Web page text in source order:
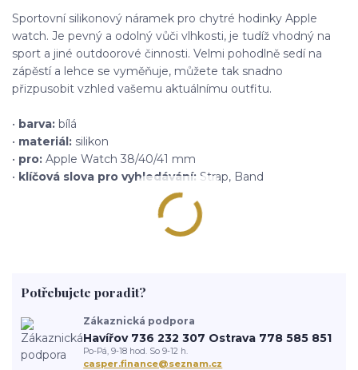
Sportovní silikonový náramek pro chytré hodinky Apple
watch. Je pevný a odolný vůči vlhkosti, je tudíž vhodný na
sport a jiné outdoorové činnosti. Velmi pohodlně sedí na
zápěstí a lehce se vyměňuje, můžete tak snadno
přizpusobit vzhled vašemu aktuálnímu outfitu.
• barva: bílá
• materiál: silikon
• pro: Apple Watch 38/40/41 mm
• klíčová slova pro vyhledávání: Strap, Band
Potřebujete poradit?
Zákaznická podpora
Havířov 736 232 307 Ostrava 778 585 851
Po-Pá, 9-18 hod. So 9-12 h.
casper.finance@seznam.cz